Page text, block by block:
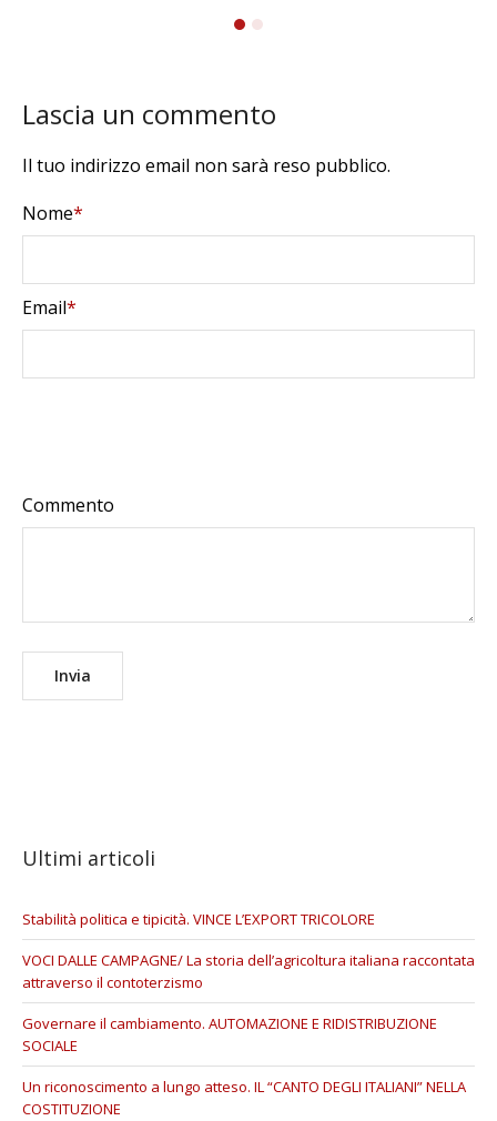
Lascia un commento
Il tuo indirizzo email non sarà reso pubblico.
Nome*
Email*
Commento
Ultimi articoli
Stabilità politica e tipicità. VINCE L’EXPORT TRICOLORE
VOCI DALLE CAMPAGNE/ La storia dell’agricoltura italiana raccontata
attraverso il contoterzismo
Governare il cambiamento. AUTOMAZIONE E RIDISTRIBUZIONE
SOCIALE
Un riconoscimento a lungo atteso. IL “CANTO DEGLI ITALIANI” NELLA
COSTITUZIONE